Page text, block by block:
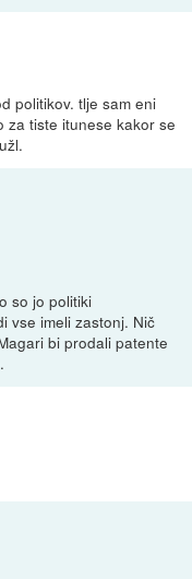
politikov. tlje sam eni
za tiste itunese kakor se
so jo politiki
vse imeli zastonj. Nič
bi prodali patente